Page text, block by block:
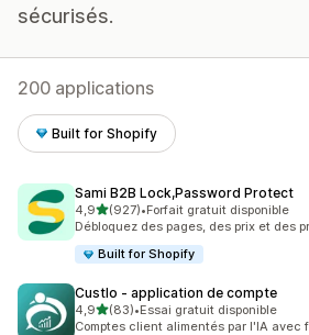
sécurisés.
200 applications
Built for Shopify
Sami B2B Lock,Password Protect
4,9étoile(s) sur 5
(927)
927 avis au total
•Forfait gratuit disponible
Débloquez des pages, des prix et des
Built for Shopify
Custlo ‑ application de compte
4,9étoile(s) sur 5
(83)
83 avis au total
•Essai gratuit disponible
Comptes client alimentés par l'IA avec